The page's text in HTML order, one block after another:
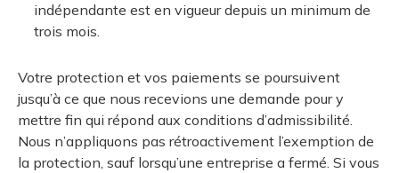
indépendante est en vigueur depuis un minimum de
trois mois.
Votre protection et vos paiements se poursuivent
jusqu’à ce que nous recevions une demande pour y
mettre fin qui répond aux conditions d’admissibilité.
Nous n’appliquons pas rétroactivement l’exemption de
la protection, sauf lorsqu’une entreprise a fermé. Si vous